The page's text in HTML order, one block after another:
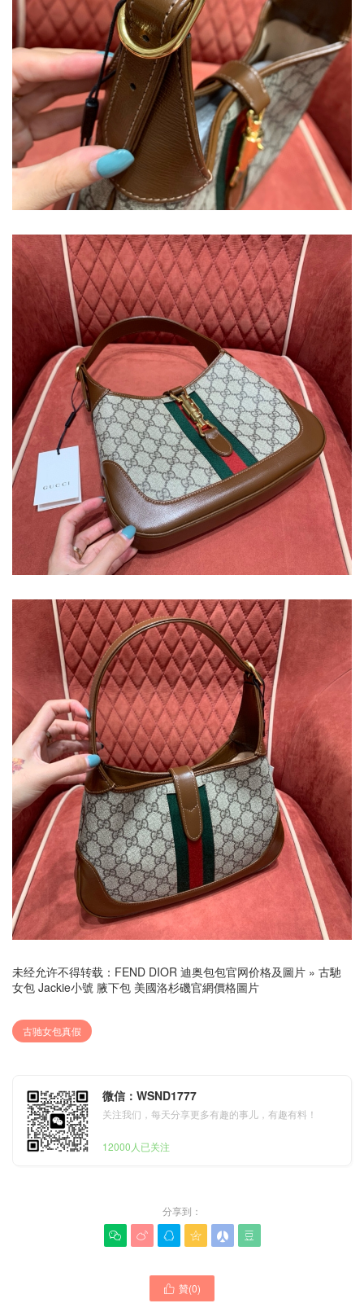
未经允许不得转载： FEND DIOR 迪奥包包官网价格及圖片 » 古馳
女包 Jackie小號 腋下包 美國洛杉磯官網價格圖片
古驰女包真假
微信：WSND1777
关注我们，每天分享更多有趣的事儿，有趣有料！
12000人已关注
分享到：
     
 贊(0)
肩包 火爆正品GuccI包購買